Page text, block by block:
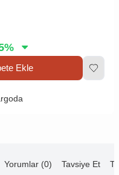
%
Ekle
Yorumlar (0) Tavsiye Et